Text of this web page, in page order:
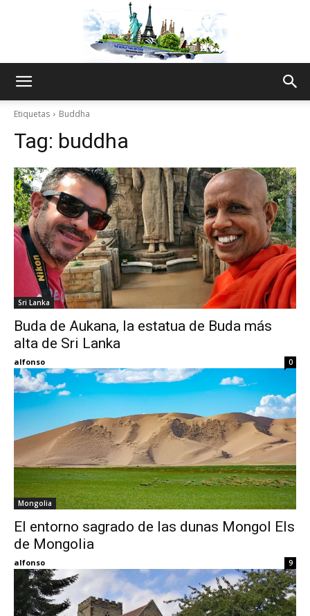
Thru
My
Etiquetas Buddha
Tag: buddha
Sri Lanka
Buda de Aukana, la estatua de Buda más
alta de Sri Lanka
alfonso 0
Mongolia
El entorno sagrado de las dunas Mongol Els
de Mongolia
alfonso 9